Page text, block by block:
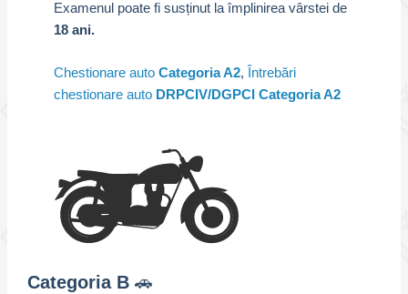
Examenul poate fi susținut la împlinirea vârstei de
18 ani.
Chestionare auto Categoria A2, Întrebări
chestionare autoDRPCIV/DGPCI Categoria A2
Categoria B🚗